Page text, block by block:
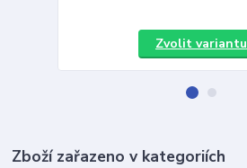
Zvolit variantu
Zboží zařazeno v kategoriích